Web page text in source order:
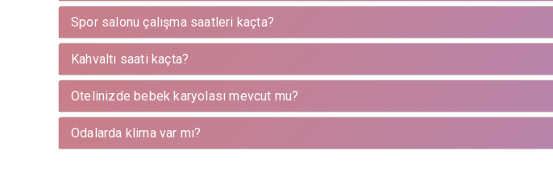
Spor salonu çalışma saatleri kaçta?
Kahvaltı saati kaçta?
Otelinizde bebek karyolası mevcut mu?
Odalarda klima var mı?